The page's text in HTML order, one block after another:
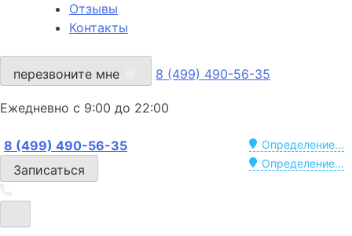
Отзывы
Контакты
перезвоните мне 8 (499) 490-56-35
Ежедневно с 9:00 до 22:00
Определение...
8 (499) 490-56-35
Определение...
Записаться